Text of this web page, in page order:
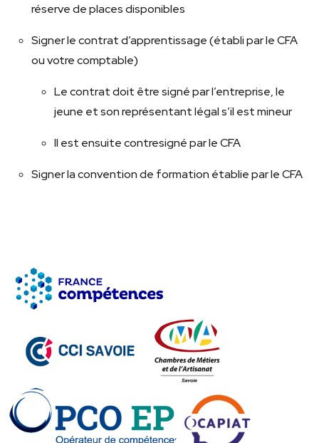
réserve de places disponibles
Signer le contrat d’apprentissage (établi par le CFA
ou votre comptable)
Le contrat doit être signé par l’entreprise, le
jeune et son représentant légal s’il est mineur
Il est ensuite contresigné par le CFA
Signer la convention de formation établie par le CFA